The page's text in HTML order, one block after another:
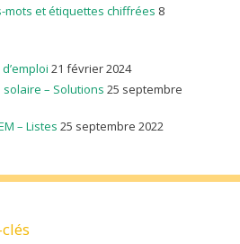
mots et étiquettes chiffrées 8
21 février 2024
solaire – Solutions 25 septembre
– Listes 25 septembre 2022